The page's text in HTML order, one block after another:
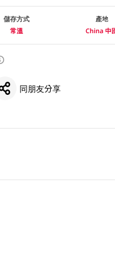
儲存方式
常溫
產地
China 中
同朋友分享